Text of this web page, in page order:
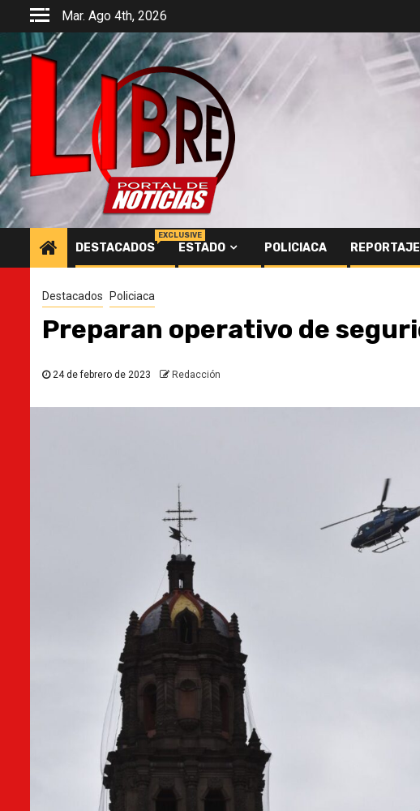
Saltar
contenido
Mar. Ago 4th, 2026
DESTACADOS
EXCLUSIVE
ESTADO POLICIACA
Destacados Policiaca
Preparan operativo de
24 de febrero de 2023 Redacción
Destacados
¿A qué fue el gober a Tamasopo? Visita no
17 de julio de 2026